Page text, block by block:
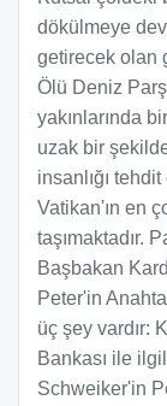
dökülmeye
getirecek olan
Ölü Deniz
yakınlarında
uzak bir
insanlığı
Vatikan'ın en
taşımaktadır.
Başbakan
Peter'in
üç şey vardır:
Bankası ile
Schweiker'in